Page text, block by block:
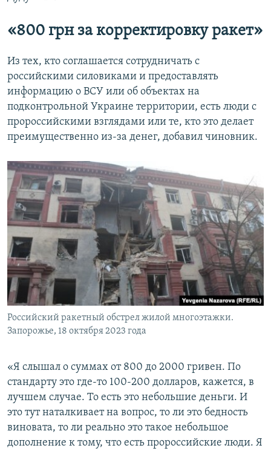
«800 грн за корректировку ракет»
Из тех, кто соглашается сотрудничать с
российскими силовиками и предоставлять
информацию о ВСУ или об объектах на
подконтрольной Украине территории, есть люди с
пророссийскими взглядами или те, кто это делает
преимущественно из-за денег, добавил чиновник.
Российский ракетный обстрел жилой многоэтажки.
Запорожье, 18 октября 2023 года
«Я слышал о суммах от 800 до 2000 гривен. По
стандарту это где-то 100-200 долларов, кажется, в
лучшем случае. То есть это небольшие деньги. И
это тут наталкивает на вопрос, то ли это бедность
виновата, то ли реально это такое небольшое
дополнение к тому, что есть пророссийские люди. Я